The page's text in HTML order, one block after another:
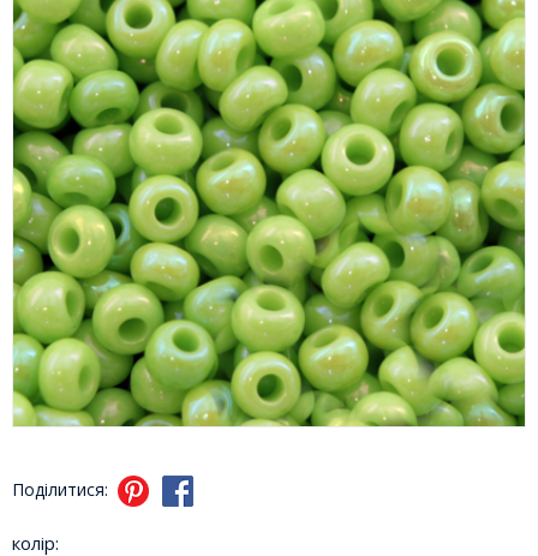
Поділитися:
колір: